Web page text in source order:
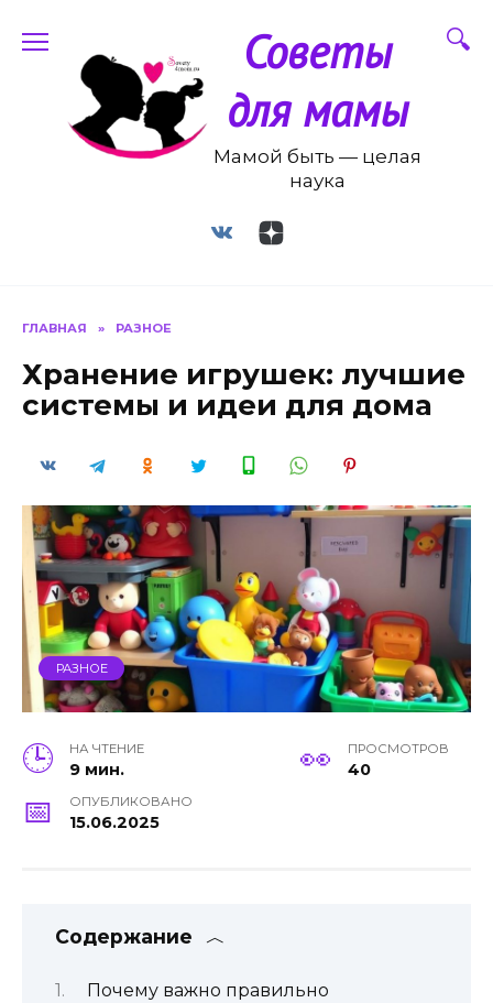
содержанию
Советы
для мамы
Мамой быть — целая
наука
ГЛАВНАЯ » РАЗНОЕ
Хранение игрушек: лучшие
системы и идеи для дома
РАЗНОЕ
НА ЧТЕНИЕ
9 мин.
ПРОСМОТРОВ
40
ОПУБЛИКОВАНО
15.06.2025
Содержание
Почему важно правильно